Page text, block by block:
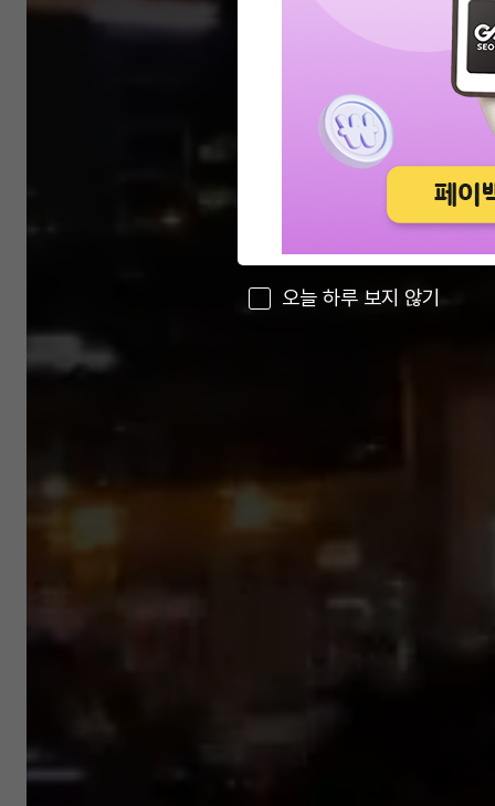
오늘 하루 보지 않기